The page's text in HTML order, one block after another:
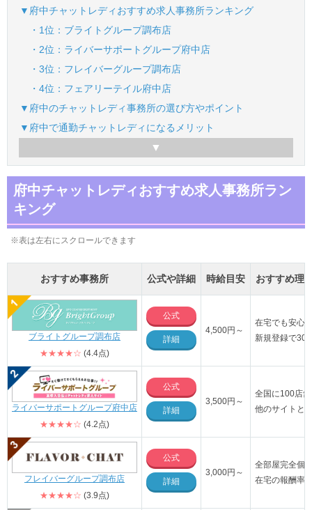
▼府中チャットレディおすすめ求人事務所ランキング
・1位：ブライトグループ調布店
・2位：ライバーサポートグループ府中店
・3位：フレイバーグループ調布店
・4位：フェアリーテイル府中店
▼府中のチャットレディ事務所の選び方やポイント
▼府中で通勤チャットレディになるメリット
府中チャットレディおすすめ求人事務所ラン
キング
※表は左右にスクロールできます
おすすめ事務所 公式や詳細 時給目安 おすすめ理
ブライトグループ調布店
★★★★☆ (4.4点)
公式
詳細
4,500円～
在宅でも安心
新規登録で
ライバーサポートグループ府中店
★★★★☆ (4.2点)
公式
詳細
3,500円～
全国に100店
他のサイトと
フレイバーグループ調布店
★★★★☆ (3.9点)
公式
詳細
3,000円～
全部屋完全個
在宅の報酬率